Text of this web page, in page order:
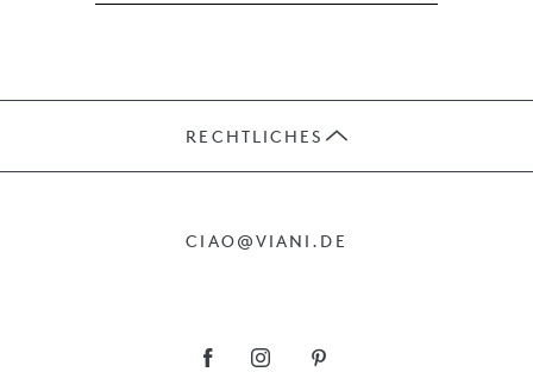
RECHTLICHES
CIAO@VIANI.DE